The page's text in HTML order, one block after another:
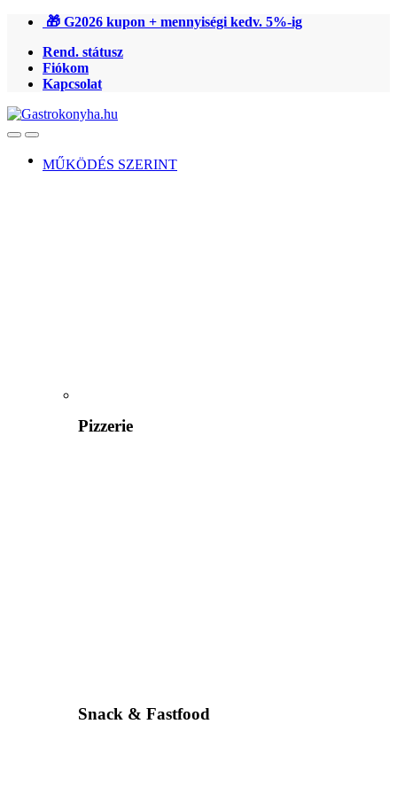
Ugrás
navigációhoz
Ugrás
tartalomra
🎁 G2026 kupon + mennyiségi kedv. 5%-ig
Rend. státusz
Fiókom
Kapcsolat
OpenClose
MŰKÖDÉS SZERINT
Pizzerie
Snack & Fastfood